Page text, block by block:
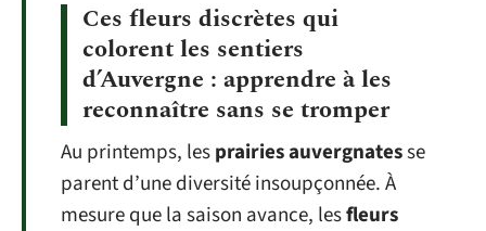
Ces fleurs discrètes qui
colorent les sentiers
d’Auvergne : apprendre à les
reconnaître sans se tromper
Au printemps, lesprairies auvergnatesse
parent d’une diversité insoupçonnée. À
mesure que la saison avance, lesfleurs